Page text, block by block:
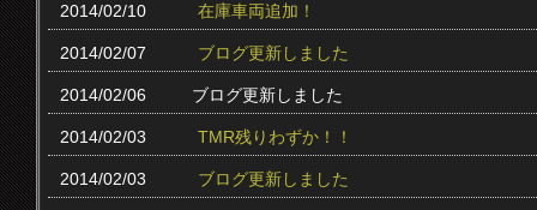
2014/02/10 在庫車両追加！
2014/02/07 ブログ更新しました
2014/02/06 ブログ更新しました
2014/02/03 TMR残りわずか！！
2014/02/03 ブログ更新しました